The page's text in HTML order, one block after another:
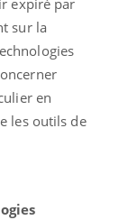
expiré par
sur la
en
les outils de